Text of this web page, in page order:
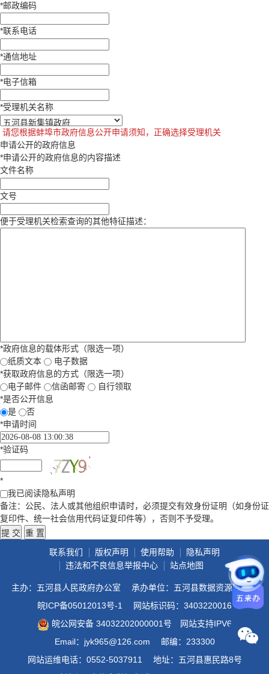
*邮政编码
*联系电话
*通信地址
*电子信箱
*受理机关名称
请您根据蚌埠市政府信息公开申请须知，正确选择受理机关
申请公开的政府信息
*申请公开的政府信息的内容描述
文件名称
文号
便于受理机关检索查询的其他特征描述：
*政府信息的载体形式（限选一项）
纸质文本
电子数据
*获取政府信息的方式（限选一项）
电子邮件
信函邮寄
自行领取
*是否公开信息
是
否
*申请时间
*验证码
*
我已阅读隐私声明
备注：公民、法人或其他组织申请时，必须提交有效身份证明（如身份证
复印件、统一社会信用代码证复印件等），否则不予受理。
联系我们 版权声明 使用帮助
隐私声明
违法和不良信息举报中心
站点地图
主办：五河县人民政府办公室
承办单位：五河县数据资源管理局
皖ICP备05012013号-1
网站标识码：3403220016
皖公网安备 34032202000001号
网站支持IPV6
Email：jyk965@126.com
邮编：233300
网站运维电话：0552-5037911
地址：五河县惠民路8号